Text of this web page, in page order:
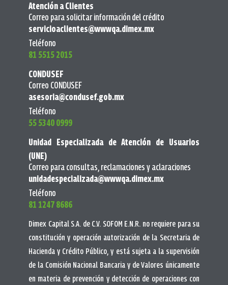
Atención a Clientes
Correo para solicitar información del crédito
servicioaclientes@wwwqa.dimex.mx
Teléfono
81 5515 2015
CONDUSEF
Correo CONDUSEF
asesoria@condusef.gob.mx
Teléfono
55 5340 0999
Unidad Especializada de Atención de Usuarios
(UNE)
Correo para consultas, reclamaciones y aclaraciones
unidadespecializada@wwwqa.dimex.mx
Teléfono
81 1247 8686
Dimex Capital S.A. de C.V. SOFOM E.N.R. no requiere para su
constitución y operación autorización de la Secretaria de
Hacienda y Crédito Público, y está sujeta a la supervisión
de la Comisión Nacional Bancaria y de Valores únicamente
en materia de prevención y detección de operaciones con